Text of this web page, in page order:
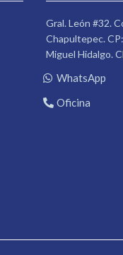
Gral. León #32.
Chapultepec.
Miguel Hidalgo.
WhatsApp
Oficina